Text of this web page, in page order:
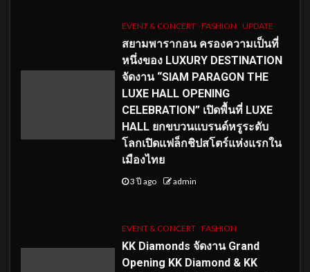
EVENT & CONCERT FASHION UPDATE
สยามพารากอน ครองความเป็นที่
หนึ่งของ LUXURY DESTINATION
จัดงาน “SIAM PARAGON THE
LUXE HALL OPENING
CELEBRATION” เปิดพื้นที่ LUXE
HALL ยกขบวนแบรนด์หรูระดับ
โลกเปิดแฟล็กชิปสโตร์แห่งแรกใน
เมืองไทย
3 ปี ago admin
EVENT & CONCERT FASHION
KK Diamonds จัดงาน Grand
Opening KK Diamond & KK